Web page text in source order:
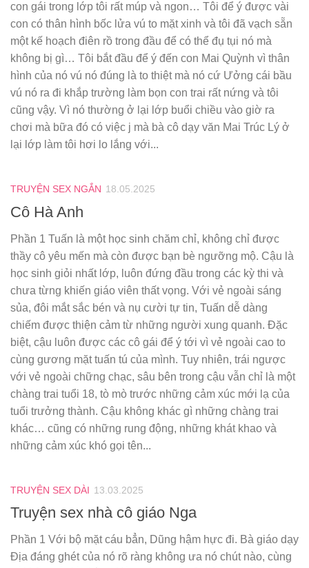
con gái trong lớp tôi rất múp và ngon… Tôi để ý được vài
con có thân hình bốc lửa vú to mặt xinh và tôi đã vạch sẵn
một kế hoạch điên rồ trong đầu để có thể đụ tụi nó mà
không bị gì… Tôi bắt đầu để ý đến con Mai Quỳnh vì thân
hình của nó vú nó đúng là to thiệt mà nó cứ Ưởng cái bầu
vú nó ra đi khắp trường làm bọn con trai rất nứng và tôi
cũng vậy. Vì nó thường ở lại lớp buổi chiều vào giờ ra
chơi mà bữa đó có việc j mà bà cô dạy văn Mai Trúc Lý ở
lại lớp làm tôi hơi lo lắng với...
TRUYỆN SEX NGẮN 18.05.2025
Cô Hà Anh
Phần 1 Tuấn là một học sinh chăm chỉ, không chỉ được
thầy cô yêu mến mà còn được bạn bè ngưỡng mộ. Cậu là
học sinh giỏi nhất lớp, luôn đứng đầu trong các kỳ thi và
chưa từng khiến giáo viên thất vọng. Với vẻ ngoài sáng
sủa, đôi mắt sắc bén và nụ cười tự tin, Tuấn dễ dàng
chiếm được thiện cảm từ những người xung quanh. Đặc
biệt, cậu luôn được các cô gái để ý tới vì vẻ ngoài cao to
cùng gương mặt tuấn tú của mình. Tuy nhiên, trái ngược
với vẻ ngoài chững chạc, sâu bên trong cậu vẫn chỉ là một
chàng trai tuổi 18, tò mò trước những cảm xúc mới lạ của
tuổi trưởng thành. Cậu không khác gì những chàng trai
khác… cũng có những rung động, những khát khao và
những cảm xúc khó gọi tên...
TRUYỆN SEX DÀI 13.03.2025
Truyện sex nhà cô giáo Nga
Phần 1 Với bộ mặt cáu bẳn, Dũng hậm hực đi. Bà giáo dạy
Địa đáng ghét của nó rõ ràng không ưa nó chút nào, cùng